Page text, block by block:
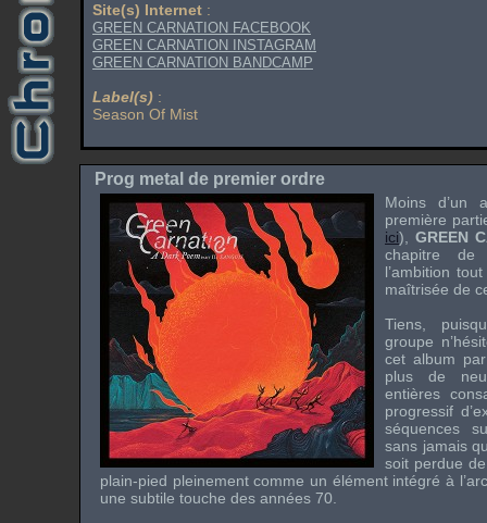
Site(s) Internet :
GREEN CARNATION FACEBOOK
GREEN CARNATION INSTAGRAM
GREEN CARNATION BANDCAMP
Label(s) :
Season Of Mist
Prog metal de premier ordre
Moins
première
ici),GREEN
chapitre
l’ambition
maîtrisée de
Tiens,
groupe
cet album
plus de
entières
progressif
séquences
sans jamais
soit perdue
plain-pied pleinement comme un élément intégré à
une subtile touche des années 70.